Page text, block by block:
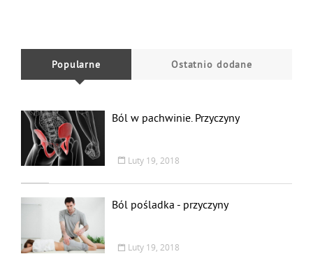
Popularne Ostatnio dodane
Ból w pachwinie. Przyczyny
Luty 19, 2018
Ból pośladka - przyczyny
Luty 19, 2018